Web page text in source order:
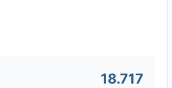
18.717